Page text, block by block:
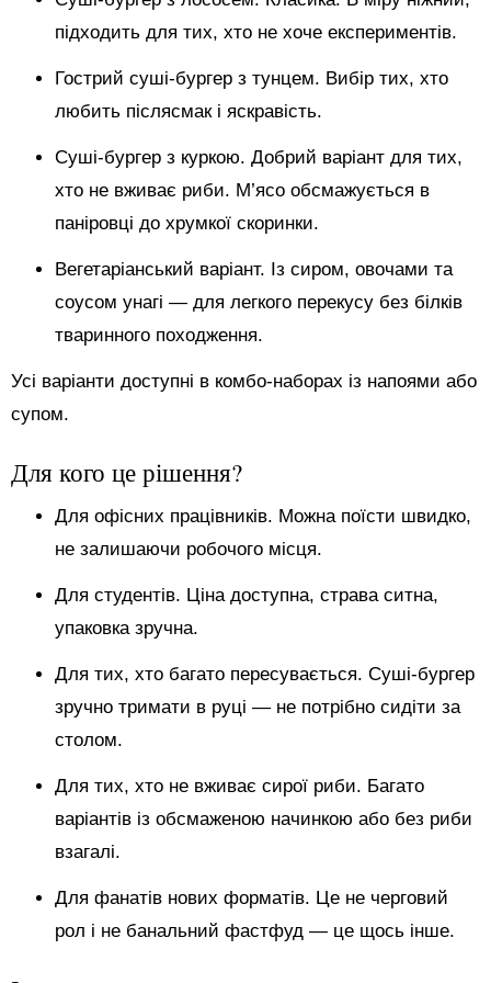
підходить для тих, хто не хоче експериментів.
Гострий суші-бургер з тунцем. Вибір тих, хто
любить післясмак і яскравість.
Суші-бургер з куркою. Добрий варіант для тих,
хто не вживає риби. М’ясо обсмажується в
паніровці до хрумкої скоринки.
Вегетаріанський варіант. Із сиром, овочами та
соусом унагі — для легкого перекусу без білків
тваринного походження.
Усі варіанти доступні в комбо-наборах із напоями або
супом.
Для кого це рішення?
Для офісних працівників. Можна поїсти швидко,
не залишаючи робочого місця.
Для студентів. Ціна доступна, страва ситна,
упаковка зручна.
Для тих, хто багато пересувається. Суші-бургер
зручно тримати в руці — не потрібно сидіти за
столом.
Для тих, хто не вживає сирої риби. Багато
варіантів із обсмаженою начинкою або без риби
взагалі.
Для фанатів нових форматів. Це не черговий
рол і не банальний фастфуд — це щось інше.